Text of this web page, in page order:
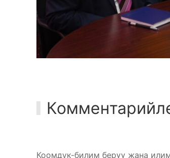
Коомдук-билим берүү жана